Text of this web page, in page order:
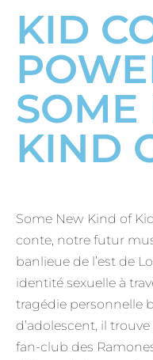
KID
KIND
Some New Kind of
conte, notre futur
banlieue de l’est de
identité sexuelle à
tragédie personnelle
d’adolescent, il
fan-club des